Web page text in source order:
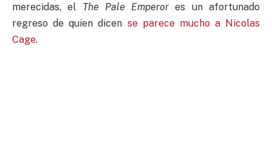
merecidas, el The Pale Emperor es un afortunado
regreso de quien dicen se parece mucho a Nicolas
Cage.